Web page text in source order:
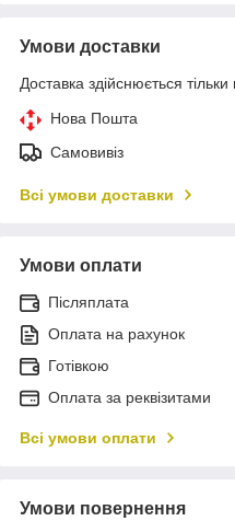
Умови доставки
Доставка здійснюється
Нова Пошта
Самовивіз
Всі умови доставки
Умови оплати
Післяплата
Оплата на рахунок
Готівкою
Оплата за реквізитами
Всі умови оплати
Умови повернення